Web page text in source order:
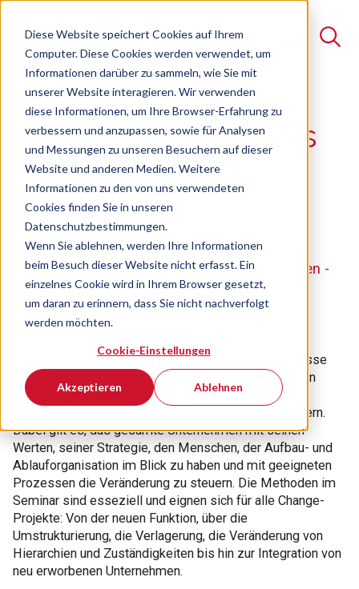
Diese Website speichert Cookies auf Ihrem
Computer. Diese Cookies werden verwendet, um
Informationen darüber zu sammeln, wie Sie mit
unserer Website interagieren. Wir verwenden
diese Informationen, um Ihre Browser-Erfahrung zu
verbessern und anzupassen, sowie für Analysen
und Messungen zu unseren Besuchern auf dieser
Website und anderen Medien. Weitere
Informationen zu den von uns verwendeten
Cookies finden Sie in unseren
Datenschutzbestimmungen.
Wenn Sie ablehnen, werden Ihre Informationen
beim Besuch dieser Website nicht erfasst. Ein
einzelnes Cookie wird in Ihrem Browser gesetzt,
um daran zu erinnern, dass Sie nicht nachverfolgt
werden möchten.
Cookie-Einstellungen
Akzeptieren Ablehnen
Suche
Es gibt keine Vorschläge, da das Suchfeld leer ist.
Die Führungskraft als
Change Manager
Seminar Freie Plätze verfügbar
Veränderungen aktiv und konsequent gestalten -
top down
Wollen Sie methodisch saubere Veränderungsprozesse
leiten? Zu den Kernkompetenzen von Führungskräften
gehört es, komplexe und anspruchsvolle
Veränderungen/Change-Projekte erfolgreich zu steuern.
Dabei gilt es, das gesamte Unternehmen mit seinen
Werten, seiner Strategie, den Menschen, der Aufbau- und
Ablauforganisation im Blick zu haben und mit geeigneten
Prozessen die Veränderung zu steuern. Die Methoden im
Seminar sind esseziell und eignen sich für alle Change-
Projekte: Von der neuen Funktion, über die
Umstrukturierung, die Verlagerung, die Veränderung von
Hierarchien und Zuständigkeiten bis hin zur Integration von
neu erworbenen Unternehmen.